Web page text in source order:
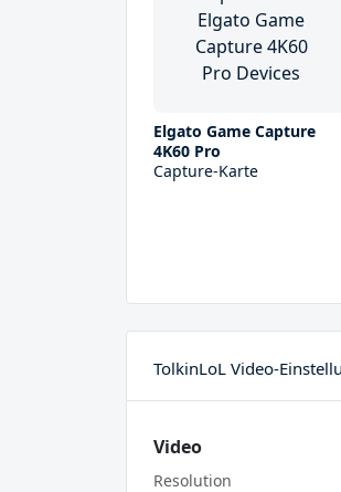
Elgato Game Capture
4K60 Pro
Capture-Karte
TolkinLoL Video-
Video
Resolution